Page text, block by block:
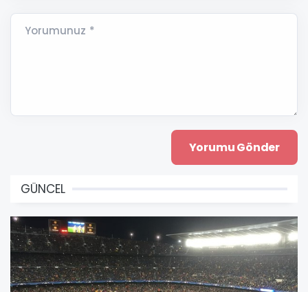
Yorumunuz *
GÜNCEL